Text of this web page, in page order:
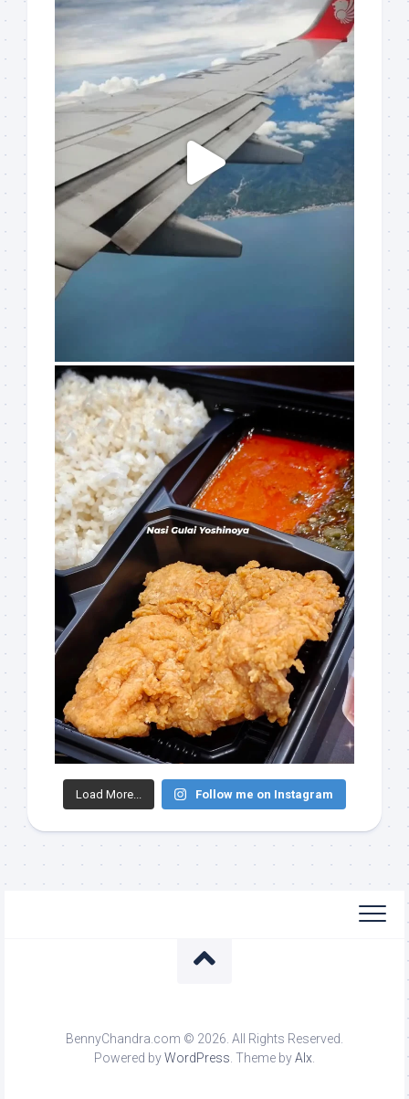
Load More... Follow me on Instagram
BennyChandra.com © 2026. All Rights Reserved.
Powered byWordPress . Theme byAlx